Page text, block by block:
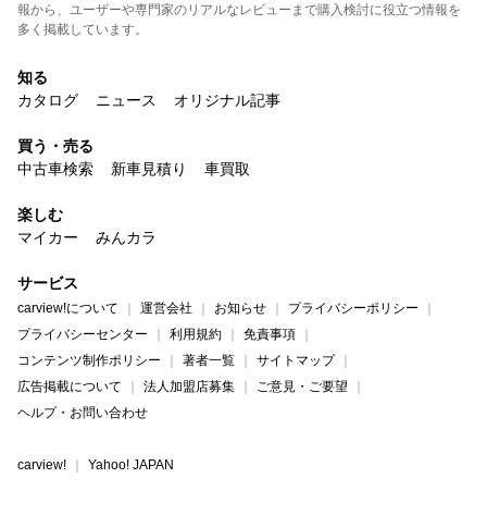
報から、ユーザーや専門家のリアルなレビューまで購入検討に役立つ情報を
多く掲載しています。
知る
カタログ
ニュース オリジナル記事
買う・売る
中古車検索
新車見積り 車買取
楽しむ
マイカー
みんカラ
サービス
carview!について 運営会社 お知らせ
プライバシーポリシー
プライバシーセンター
利用規約
免責事項
コンテンツ制作ポリシー
著者一覧
サイトマップ
広告掲載について
法人加盟店募集
ご意見・ご要望
ヘルプ・お問い合わせ
carview! Yahoo! JAPAN